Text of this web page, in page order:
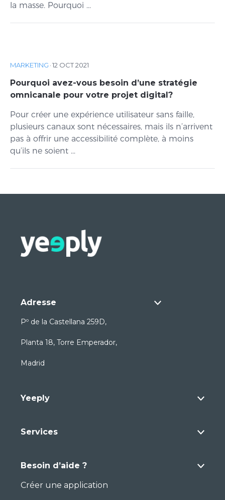
la masse. Pourquoi ...
MARKETING ·12 OCT 2021
Pourquoi avez-vous besoin d’une stratégie
omnicanale pour votre projet digital?
Pour créer une expérience utilisateur sans faille,
plusieurs canaux sont nécessaires, mais ils n’arrivent
pas à offrir une accessibilité complète, à moins
qu’ils ne soient ...
Adresse
Pº de la Castellana 259D,
Planta 18, Torre Emperador,
Madrid
Yeeply
Services
Besoin d’aide ?
Créer une application